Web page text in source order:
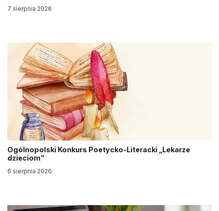
7 sierpnia 2026
Ogólnopolski Konkurs Poetycko-Literacki „Lekarze
dzieciom”
6 sierpnia 2026